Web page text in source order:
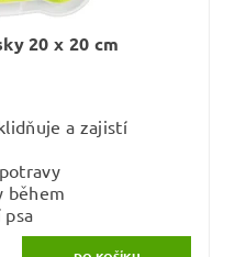
20 x 20 cm
a zajistí
během